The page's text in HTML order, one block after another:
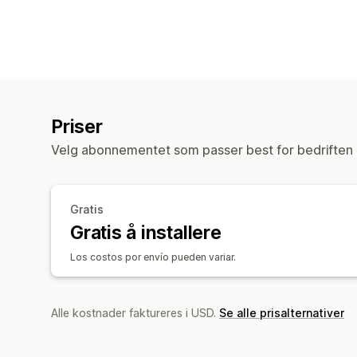
Priser
Velg abonnementet som passer best for bedriften
Gratis
Gratis å installere
Los costos por envío pueden variar.
Alle kostnader faktureres i USD. Se alle prisalternativer